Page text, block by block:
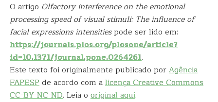
O artigo Olfactory interference on the emotional
processing speed of visual stimuli: The influence of
facial expressions intensitiespode ser lido em:
https://journals.plos.org/plosone/article?
id=10.1371/journal.pone.0264261.
Este texto foi originalmente publicado porAgência
FAPESPde acordo com alicença Creative Commons
CC-BY-NC-ND. Leia o original aqui.